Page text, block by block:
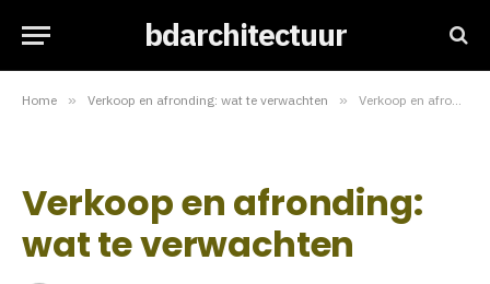
bdarchitectuur
Home » Verkoop en afronding: wat te verwachten » Verkoop en afronding: wat te verwachten
Verkoop en afronding:
wat te verwachten